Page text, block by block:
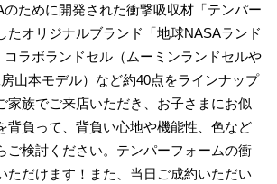
ために開発された衝撃吸収材「テンパー
たオリジナルブランド「地球NASAランド
ラボランドセル（ムーミンランドセルや
山本モデル）など約40点をラインナップ
家族でご来店いただき、お子さまにお似
背負って、背負い心地や機能性、色など
ご検討ください。テンパーフォームの衝
ただけます！また、当日ご成約いただい